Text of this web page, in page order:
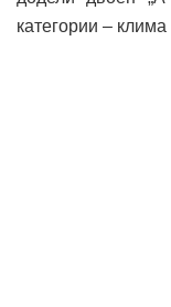
категории –